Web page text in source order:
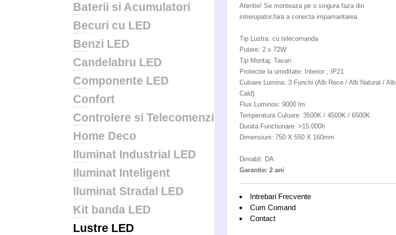
Baterii si Acumulatori
Becuri cu LED
Benzi LED
Candelabru LED
Componente LED
Confort
Controlere si Telecomenzi
Home Deco
Iluminat Industrial LED
Iluminat Inteligent
Iluminat Stradal LED
Kit banda LED
Lustre LED
Atentie! Se monteaza pe o singura faza din
intrerupator,fara a conecta impamantarea
Tip Lustra: cu telecomanda
Putere: 2 x 72W
Tip Montaj: Tavan
Protectie la umiditate: Interior , IP21
Culoare Lumina: 3 Functii (Alb Rece / Alb Natural / Alb
Cald)
Flux Luminos: 9000 lm
Temperatura Culoare: 3500K / 4500K / 6500K
Durata Functionare: >15.000h
Dimensiuni: 750 X 550 X 160mm
Dimabil: DA
Garantie: 2 ani
Intrebari Frecvente
Cum Comand
Contact